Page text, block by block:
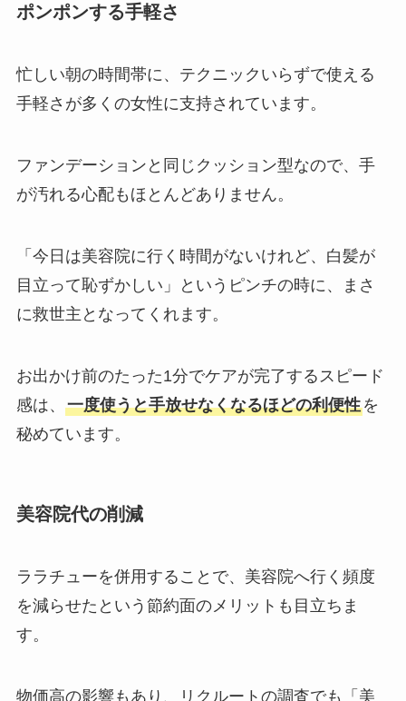
ポンポンする手軽さ
忙しい朝の時間帯に、テクニックいらずで使える
手軽さが多くの女性に支持されています。
ファンデーションと同じクッション型なので、手
が汚れる心配もほとんどありません。
「今日は美容院に行く時間がないけれど、白髪が
目立って恥ずかしい」というピンチの時に、まさ
に救世主となってくれます。
お出かけ前のたった1分でケアが完了するスピード
感は、 一度使うと手放せなくなるほどの利便性を
秘めています。
美容院代の削減
ララチューを併用することで、美容院へ行く頻度
を減らせたという節約面のメリットも目立ちま
す。
物価高の影響もあり、リクルートの調査でも「美